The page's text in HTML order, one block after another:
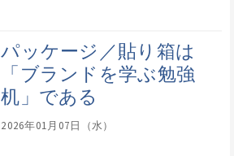
パッケージ／貼り箱は
「ブランドを学ぶ勉強
机」である
2026年01月07日（水）